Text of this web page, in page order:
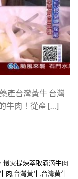
產台灣黃牛 台灣
牛肉！從產 […]
慢火提煉萃取滴滴牛肉
肉,台灣黃牛,台灣黃牛